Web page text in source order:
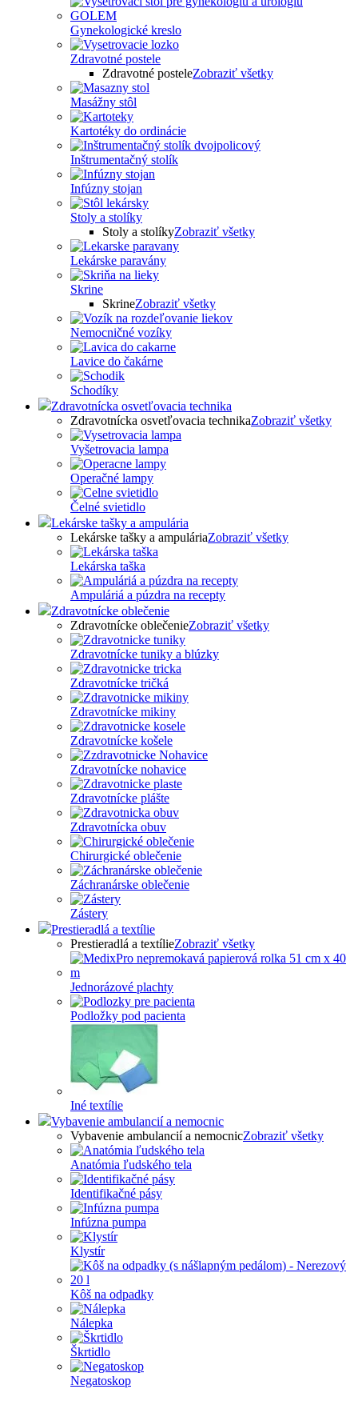
Gynekologické kreslo
Zdravotné postele
Zdravotné posteleZobraziť všetky
Masážny stôl
Kartotéky do ordinácie
Inštrumentačný stolík
Infúzny stojan
Stoly a stolíky
Stoly a stolíkyZobraziť všetky
Lekárske paravány
Skrine
SkrineZobraziť všetky
Nemocničné vozíky
Lavice do čakárne
Schodíky
Zdravotnícka osvetľovacia technika
Zdravotnícka osvetľovacia technikaZobraziť všetky
Vyšetrovacia lampa
Operačné lampy
Čelné svietidlo
Lekárske tašky a ampulária
Lekárske tašky a ampuláriaZobraziť všetky
Lekárska taška
Ampuláriá a púzdra na recepty
Zdravotnícke oblečenie
Zdravotnícke oblečenieZobraziť všetky
Zdravotnícke tuniky a blúzky
Zdravotnícke tričká
Zdravotnícke mikiny
Zdravotnícke košele
Zdravotnícke nohavice
Zdravotnícke plášte
Zdravotnícka obuv
Chirurgické oblečenie
Záchranárske oblečenie
Zástery
Prestieradlá a textílie
Prestieradlá a textílieZobraziť všetky
Jednorázové plachty
Podložky pod pacienta
Iné textílie
Vybavenie ambulancií a nemocnic
Vybavenie ambulancií a nemocnicZobraziť všetky
Anatómia ľudského tela
Identifikačné pásy
Infúzna pumpa
Klystír
Kôš na odpadky
Nálepka
Škrtidlo
Negatoskop